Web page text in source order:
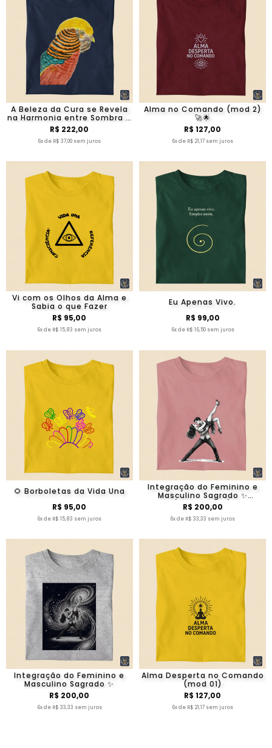
A Beleza da Cura se Revela
na Harmonia entre Sombra e
Luz
R$ 222,00
6x de R$ 37,00 sem juros
Alma no Comando (mod 2)
🚀🌟
R$ 127,00
6x de R$ 21,17 sem juros
Vi com os Olhos da Alma e
Sabia o que Fazer
R$ 95,00
6x de R$ 15,83 sem juros
Eu Apenas Vivo.
R$ 99,00
6x de R$ 16,50 sem juros
🌻 Borboletas da Vida Una
R$ 95,00
6x de R$ 15,83 sem juros
Integração do Feminino e
Masculino Sagrado ✨
(Minimalista)
R$ 200,00
6x de R$ 33,33 sem juros
Integração do Feminino e
Masculino Sagrado ✨
R$ 200,00
6x de R$ 33,33 sem juros
Alma Desperta no Comando
(mod 01)
R$ 127,00
6x de R$ 21,17 sem juros